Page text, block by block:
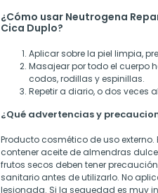
¿Cómo usar Neutrogena
Cica Duplo?
Aplicar sobre la piel limpia,
Masajear por todo el cuerpo
codos, rodillas y espinillas.
Repetir a diario, o dos veces
¿Qué advertencias y
Producto cosmético de uso
contener aceite de almendras
frutos secos deben tener
sanitario antes de utilizarlo. No
lesionada. Si la sequedad es muy